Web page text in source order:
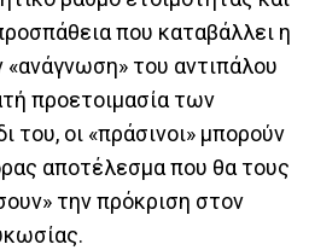
που καταβάλλει η
«ανάγνωση» του αντιπάλου
προετοιμασία των
του, οι «πράσινοι» μπορούν
αποτέλεσμα που θα τους
την πρόκριση στον